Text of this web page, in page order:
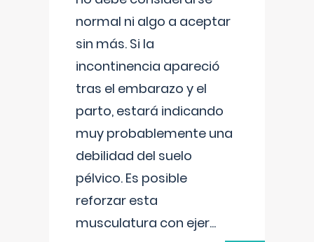
normal ni algo a aceptar
sin más. Si la
incontinencia apareció
tras el embarazo y el
parto, estará indicando
muy probablemente una
debilidad del suelo
pélvico. Es posible
reforzar esta
musculatura con ejer...